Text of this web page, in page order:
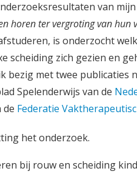
van
horen ter vergroting van hun
is onderzocht
scheiding zich gezien en
bezig met twee publicaties
Spelenderwijs van de
de Federatie
het onderzoek.